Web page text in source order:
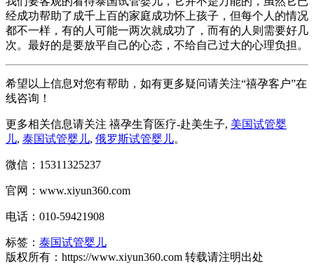
经成功帮助了成千上百的家庭成功怀上孩子，但每个人的情况
都不一样，有的人可能一两次就成功了，而有的人则需要好几
次。最好的是要放平自己的心态，不给自己过大的心理负担。
希望以上信息对您有帮助，如有更多疑问请关注“禧孕客户”在
线咨询！
更多相关信息请关注 禧孕生育医疗-赴美生子, 美国试管婴
儿, 泰国试管婴儿, 俄罗斯试管婴儿。
微信：15311325237
官网：www.xiyun360.com
电话：010-59421908
标签： 泰国试管婴儿
版权所有：https://www.xiyun360.com 转载请注明出处